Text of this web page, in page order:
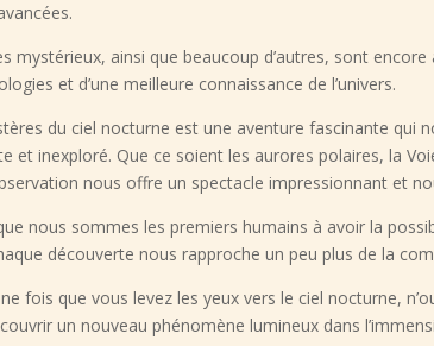
mystérieux, ainsi que beaucoup d’autres, sont
et d’une meilleure connaissance de l’univers.
du ciel nocturne est une aventure fascinante qui
et inexploré. Que ce soient les aurores polaires, la
nous offre un spectacle impressionnant et
nous sommes les premiers humains à avoir la
découverte nous rapproche un peu plus de la
fois que vous levez les yeux vers le ciel nocturne,
un nouveau phénomène lumineux dans